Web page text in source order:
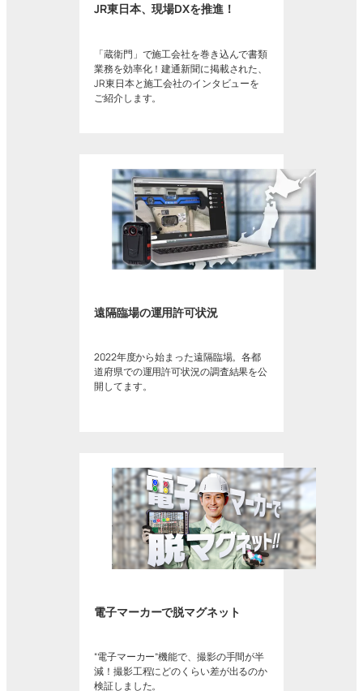
JR東日本、現場DXを推進！
「蔵衛門」で施工会社を巻き込んで書類
業務を効率化！建通新聞に掲載された、
JR東日本と施工会社のインタビューを
ご紹介します。
遠隔臨場の運用許可状況
2022年度から始まった遠隔臨場。各都
道府県での運用許可状況の調査結果を公
開してます。
電子マーカーで脱マグネット
“電子マーカー”機能で、撮影の手間が半
減！撮影工程にどのくらい差が出るのか
検証しました。